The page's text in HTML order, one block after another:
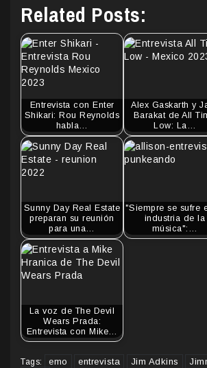
Related Posts:
Entrevista con Enter
Shikari: Rou Reynolds
habla…
Alex Gaskarth y
Barakat de All
Low: La…
Sunny Day Real Estate
preparan su reunión
para una…
"Siempre se sufre
industria de la
música":…
La voz de The Devil
Wears Prada:
Entrevista con Mike…
Tags: emo entrevista Jim Adkins